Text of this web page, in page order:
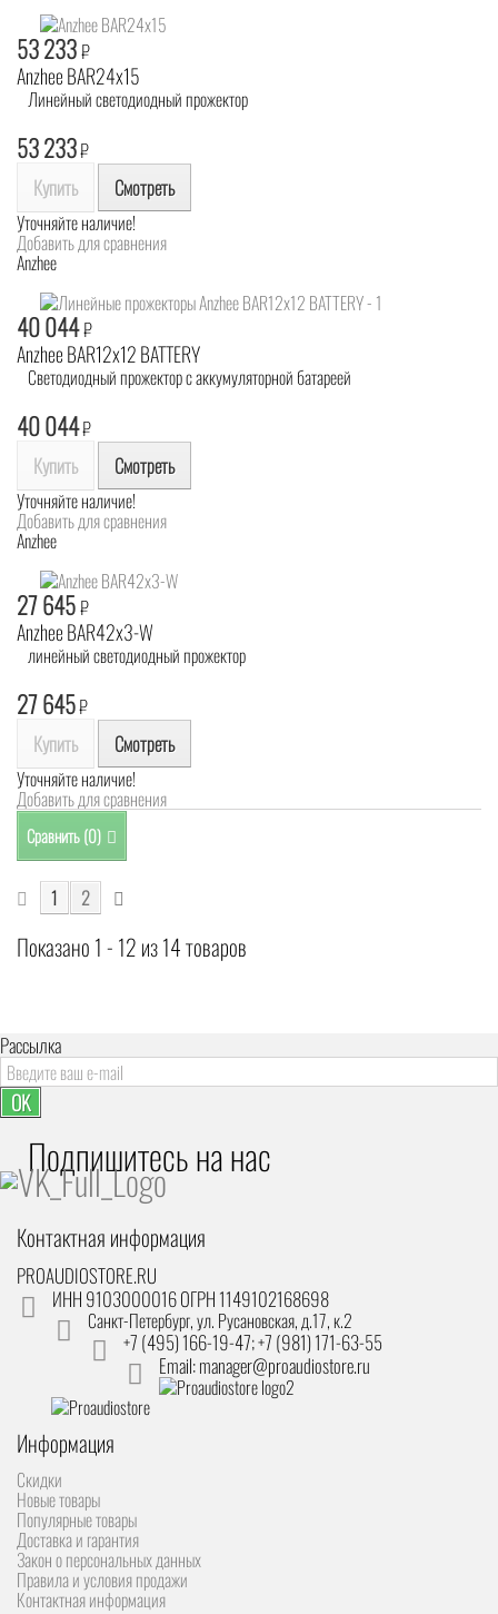
53 233₽
Anzhee BAR24x15
Линейный светодиодный прожектор
53 233₽
Купить Смотреть
Уточняйте наличие!
Добавить для сравнения
Anzhee
40 044₽
Anzhee BAR12x12 BATTERY
Светодиодный прожектор с аккумуляторной батареей
40 044₽
Купить Смотреть
Уточняйте наличие!
Добавить для сравнения
Anzhee
27 645₽
Anzhee BAR42x3-W
линейный светодиодный прожектор
27 645₽
Купить Смотреть
Уточняйте наличие!
Добавить для сравнения
Сравнить (0)
1 2
Показано 1 - 12 из 14 товаров
Рассылка
OK
Подпишитесь на наc
Контактная информация
PROAUDIOSTORE.RU
ИНН 9103000016 ОГРН 1149102168698
Санкт-Петербург,ул. Русановская, д.17, к.2
+7 (495) 166-19-47; +7 (981) 171-63-55
Email: manager@proaudiostore.ru
Информация
Скидки
Новые товары
Популярные товары
Доставка и гарантия
Закон о персональных данных
Правила и условия продажи
Контактная информация